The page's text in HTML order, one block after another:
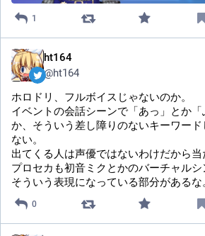
1
ht164
@ht164
ホロドリ、フルボイスじゃないのか。
イベントの会話シーンで「あっ」とか「
か、そういう差し障りのないキーワード
ない。
出てくる人は声優ではないわけだから当
プロセカも初音ミクとかのバーチャル
そういう表現になっている部分があるな
0